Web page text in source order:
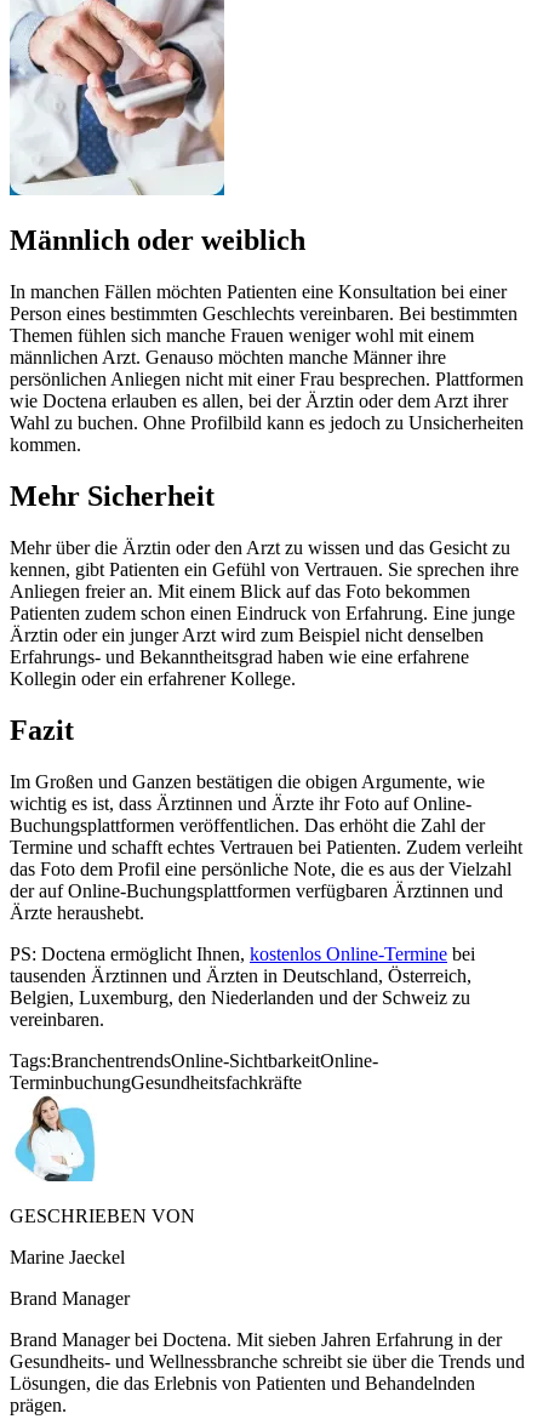
Männlich oder weiblich
In manchen Fällen möchten Patienten eine Konsultation bei einer
Person eines bestimmten Geschlechts vereinbaren. Bei bestimmten
Themen fühlen sich manche Frauen weniger wohl mit einem
männlichen Arzt. Genauso möchten manche Männer ihre
persönlichen Anliegen nicht mit einer Frau besprechen. Plattformen
wie Doctena erlauben es allen, bei der Ärztin oder dem Arzt ihrer
Wahl zu buchen. Ohne Profilbild kann es jedoch zu Unsicherheiten
kommen.
Mehr Sicherheit
Mehr über die Ärztin oder den Arzt zu wissen und das Gesicht zu
kennen, gibt Patienten ein Gefühl von Vertrauen. Sie sprechen ihre
Anliegen freier an. Mit einem Blick auf das Foto bekommen
Patienten zudem schon einen Eindruck von Erfahrung. Eine junge
Ärztin oder ein junger Arzt wird zum Beispiel nicht denselben
Erfahrungs- und Bekanntheitsgrad haben wie eine erfahrene
Kollegin oder ein erfahrener Kollege.
Fazit
Im Großen und Ganzen bestätigen die obigen Argumente, wie
wichtig es ist, dass Ärztinnen und Ärzte ihr Foto auf Online-
Buchungsplattformen veröffentlichen. Das erhöht die Zahl der
Termine und schafft echtes Vertrauen bei Patienten. Zudem verleiht
das Foto dem Profil eine persönliche Note, die es aus der Vielzahl
der auf Online-Buchungsplattformen verfügbaren Ärztinnen und
Ärzte heraushebt.
PS: Doctena ermöglicht Ihnen, kostenlos Online-Termine bei
tausenden Ärztinnen und Ärzten in Deutschland, Österreich,
Belgien, Luxemburg, den Niederlanden und der Schweiz zu
vereinbaren.
Tags:BranchentrendsOnline-SichtbarkeitOnline-
TerminbuchungGesundheitsfachkräfte
GESCHRIEBEN VON
Marine Jaeckel
Brand Manager
Brand Manager bei Doctena. Mit sieben Jahren Erfahrung in der
Gesundheits- und Wellnessbranche schreibt sie über die Trends und
Lösungen, die das Erlebnis von Patienten und Behandelnden
prägen.